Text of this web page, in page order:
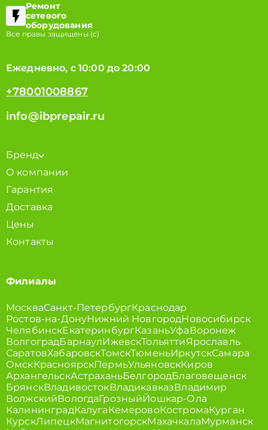
Ремонт
сетевого
оборудования
Все правы защищены (с)
Ежедневно, с 10:00 до 20:00
+78001008867
info@ibprepair.ru
Бренд
О компании
Гарантия
Доставка
Цены
Контакты
Филиалы
МоскваСанкт-ПетербургКраснодар
Ростов-на-ДонуНижний НовгородНовосибирск
ЧелябинскЕкатеринбургКазаньУфаВоронеж
ВолгоградБарнаулИжевскТольяттиЯрославль
СаратовХабаровскТомскТюменьИркутскСамара
ОмскКрасноярскПермьУльяновскКиров
АрхангельскАстраханьБелгородБлаговещенск
БрянскВладивостокВладикавказВладимир
ВолжскийВологдаГрозныйЙошкар-Ола
КалининградКалугаКемеровоКостромаКурган
КурскЛипецкМагнитогорскМахачкалаМурманск